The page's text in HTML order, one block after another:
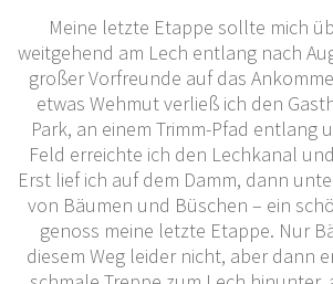
Meine letzte Etappe sollte mich
weitgehend am Lech entlang nach
großer Vorfreunde auf das
etwas Wehmut verließ ich den
Park, an einem Trimm-Pfad entlang
Feld erreichte ich den Lechkanal
Erst lief ich auf dem Damm, dann
von Bäumen und Büschen – ein
genoss meine letzte Etappe. Nur
diesem Weg leider nicht, aber dann